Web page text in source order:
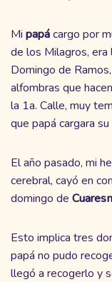
Mi papácargo por
de los Milagros,
Domingo de
alfombras que
la 1a. Calle, muy
que papá cargara su
El año pasado, mi
cerebral, cayó en
domingo de
Esto implica tres
papá no pudo
llegó a recogerlo y